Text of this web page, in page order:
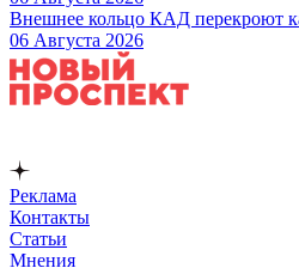
Внешнее кольцо КАД перекроют
06 Августа 2026
Реклама
Контакты
Статьи
Мнения